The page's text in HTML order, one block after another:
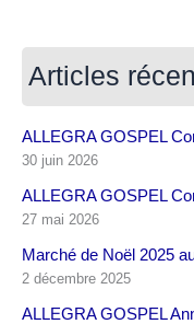
Articles
ALLEGRA GOSPEL
30 juin 2026
ALLEGRA GOSPEL
27 mai 2026
Marché de Noël 2025
2 décembre 2025
ALLEGRA GOSPEL